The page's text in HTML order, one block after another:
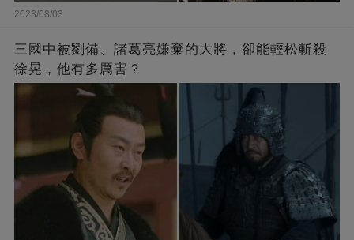
2023/08/03
三國中被劉備、諸葛亮嫌棄的大將，卻能輕松斬殺
徐晃，他有多厲害？